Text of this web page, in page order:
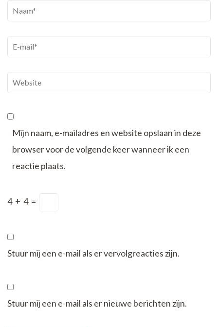
Naam*
E-
mail*
Website
Mijn naam, e-mailadres en website opslaan in deze
browser voor de volgende keer wanneer ik een
reactie plaats.
4 + 4 =
Stuur mij een e-mail als er vervolgreacties zijn.
Stuur mij een e-mail als er nieuwe berichten zijn.